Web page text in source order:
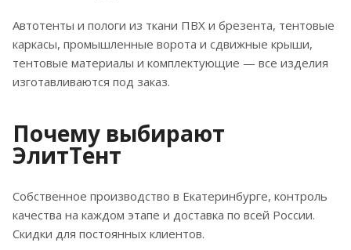
Автотенты и пологи из ткани ПВХ и брезента, тентовые
каркасы, промышленные ворота и сдвижные крыши,
тентовые материалы и комплектующие — все изделия
изготавливаются под заказ.
Почему выбирают
ЭлитТент
Собственное производство в Екатеринбурге, контроль
качества на каждом этапе и доставка по всей России.
Скидки для постоянных клиентов.